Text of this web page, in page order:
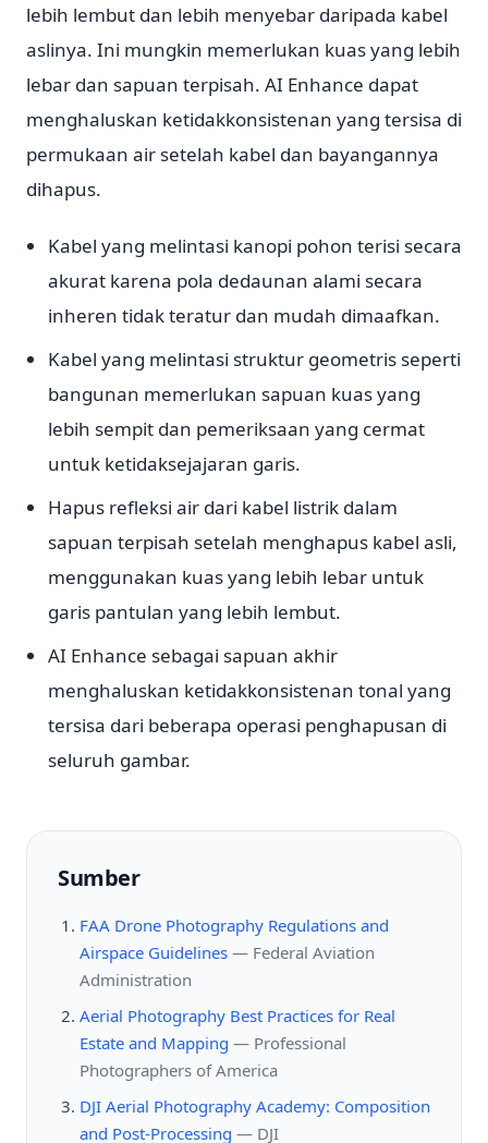
lebih lembut dan lebih menyebar daripada kabel
aslinya. Ini mungkin memerlukan kuas yang lebih
lebar dan sapuan terpisah. AI Enhance dapat
menghaluskan ketidakkonsistenan yang tersisa di
permukaan air setelah kabel dan bayangannya
dihapus.
Kabel yang melintasi kanopi pohon terisi secara
akurat karena pola dedaunan alami secara
inheren tidak teratur dan mudah dimaafkan.
Kabel yang melintasi struktur geometris seperti
bangunan memerlukan sapuan kuas yang
lebih sempit dan pemeriksaan yang cermat
untuk ketidaksejajaran garis.
Hapus refleksi air dari kabel listrik dalam
sapuan terpisah setelah menghapus kabel asli,
menggunakan kuas yang lebih lebar untuk
garis pantulan yang lebih lembut.
AI Enhance sebagai sapuan akhir
menghaluskan ketidakkonsistenan tonal yang
tersisa dari beberapa operasi penghapusan di
seluruh gambar.
Sumber
FAA Drone Photography Regulations and
Airspace Guidelines — Federal Aviation
Administration
Aerial Photography Best Practices for Real
Estate and Mapping — Professional
Photographers of America
DJI Aerial Photography Academy: Composition
and Post-Processing — DJI